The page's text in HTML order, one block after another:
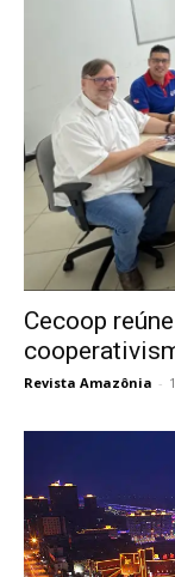
Cecoop
Revista Amazônia -